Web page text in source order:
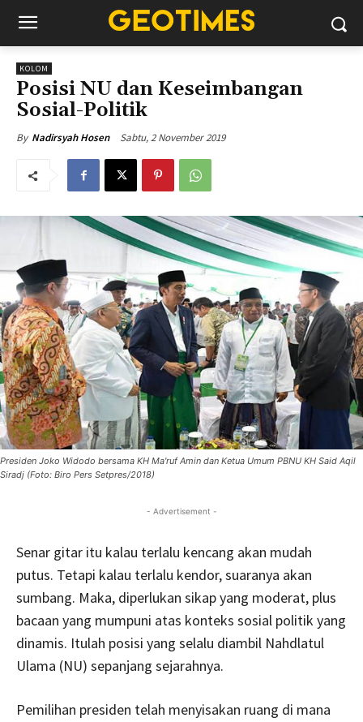
KOLOM
Posisi NU dan Keseimbangan
Sosial-Politik
By Nadirsyah Hosen Sabtu, 2 November 2019
Presiden Joko Widodo bersama KH Ma'ruf Amin dan Ketua Umum PBNU KH Said Aqil
Siradj (Foto: Biro Pers Setpres/2018)
- Advertisement -
Senar gitar itu kalau terlalu kencang akan mudah
putus. Tetapi kalau terlalu kendor, suaranya akan
sumbang. Maka, diperlukan sikap yang moderat, plus
bacaan yang mumpuni atas konteks sosial politik yang
dinamis. Itulah posisi yang selalu diambil Nahdlatul
Ulama (NU) sepanjang sejarahnya.
Pemilihan presiden telah menyisakan ruang di mana